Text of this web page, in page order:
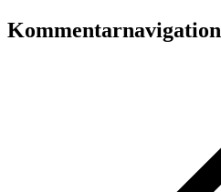
Kommentarnavigation